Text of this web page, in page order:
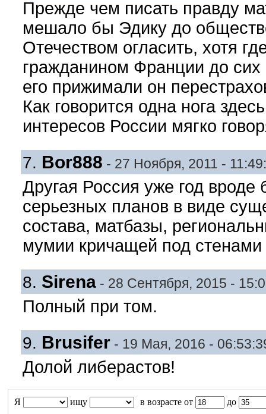
Прежде чем писать правду
мешало бы Эдику до
Отечеством огласить, хотя
гражданином Франции до сих
его прижимали он
Как говорится одна нога
интересов России мягко
7. Bor888 - 27 Ноября, 2011 -
Другая Россия уже год
серьезных планов в виде
состава, матбазы,
мумии кричащей под
8. Sirena- 28 Сентября, 2015 -
Полный при том.
9. Brusifer- 19 Мая, 2016 -
Долой либерастов!
Я ищу в возрасте от до